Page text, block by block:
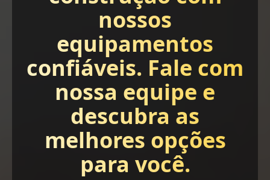
nossos
equipamentos
confiáveis. Fale com
nossa equipe e
descubra as
melhores opções
para você.